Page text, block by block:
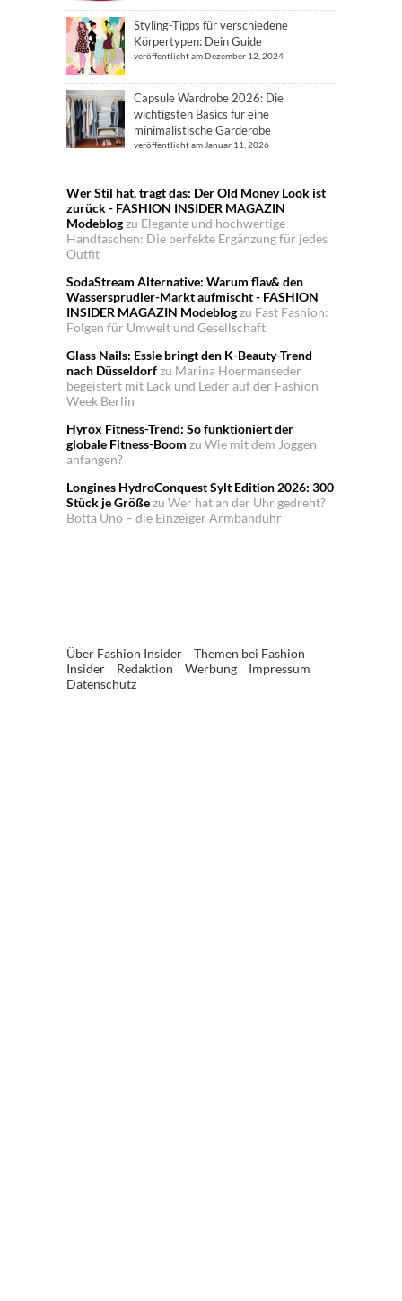
Styling-Tipps für verschiedene
Körpertypen: Dein Guide
veröffentlicht am Dezember 12, 2024
Capsule Wardrobe 2026: Die
wichtigsten Basics für eine
minimalistische Garderobe
veröffentlicht am Januar 11, 2026
Wer Stil hat, trägt das: Der Old Money Look ist
zurück - FASHION INSIDER MAGAZIN
Modeblogzu Elegante und hochwertige
Handtaschen: Die perfekte Ergänzung für jedes
Outfit
SodaStream Alternative: Warum flav& den
Wassersprudler-Markt aufmischt - FASHION
INSIDER MAGAZIN Modeblogzu Fast Fashion:
Folgen für Umwelt und Gesellschaft
Glass Nails: Essie bringt den K-Beauty-Trend
nach Düsseldorfzu Marina Hoermanseder
begeistert mit Lack und Leder auf der Fashion
Week Berlin
Hyrox Fitness-Trend: So funktioniert der
globale Fitness-Boom zu Wie mit dem Joggen
anfangen?
Longines HydroConquest Sylt Edition 2026: 300
Stück je Größezu Wer hat an der Uhr gedreht?
Botta Uno – die Einzeiger Armbanduhr
Über Fashion Insider
Themen bei Fashion
Insider
Redaktion Werbung
Impressum
Datenschutz